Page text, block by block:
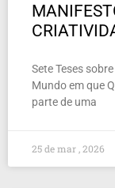
Sete Teses
Mundo em que
parte de uma
25 de mar , 2026